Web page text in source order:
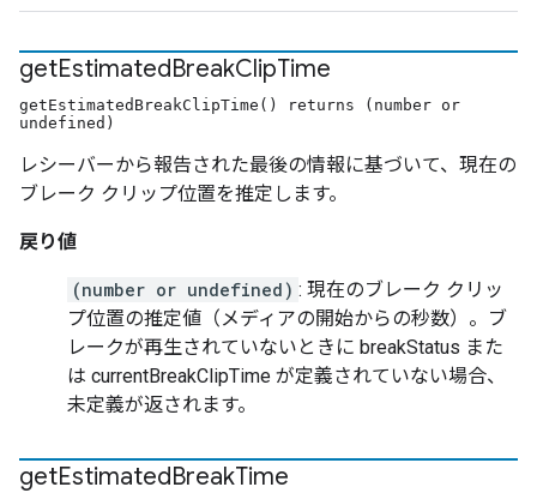
getEstimatedBreakClipTime
getEstimatedBreakClipTime() returns (number or
undefined)
レシーバーから報告された最後の情報に基づいて、現在の
ブレーク クリップ位置を推定します。
戻り値
(number or undefined) : 現在のブレーク クリッ
プ位置の推定値（メディアの開始からの秒数）。ブ
レークが再生されていないときに breakStatus また
は currentBreakClipTime が定義されていない場合、
未定義が返されます。
getEstimatedBreakTime